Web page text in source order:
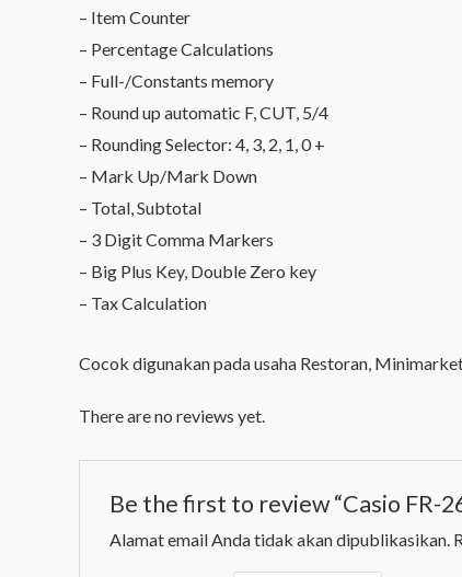
– Item Counter
– Percentage Calculations
– Full-/Constants memory
– Round up automatic F, CUT, 5/4
– Rounding Selector: 4, 3, 2, 1, 0 +
– Mark Up/Mark Down
– Total, Subtotal
– 3 Digit Comma Markers
– Big Plus Key, Double Zero key
– Tax Calculation
Cocok digunakan pada usaha Restoran,
There are no reviews yet.
Be the first to review “Casio FR-
Alamat email Anda tidak akan dipublikasikan.